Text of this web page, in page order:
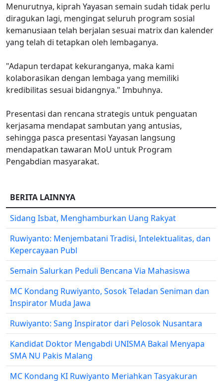
Menurutnya, kiprah Yayasan semain sudah tidak perlu
diragukan lagi, mengingat seluruh program sosial
kemanusiaan telah berjalan sesuai matrix dan kalender
yang telah di tetapkan oleh lembaganya.
"Adapun terdapat kekuranganya, maka kami
kolaborasikan dengan lembaga yang memiliki
kredibilitas sesuai bidangnya." Imbuhnya.
Presentasi dan rencana strategis untuk penguatan
kerjasama mendapat sambutan yang antusias,
sehingga pasca presentasi Yayasan langsung
mendapatkan tawaran MoU untuk Program
Pengabdian masyarakat.
BERITA LAINNYA
Sidang Isbat, Menghamburkan Uang Rakyat
Ruwiyanto: Menjembatani Tradisi, Intelektualitas, dan
Kepercayaan Publ
Semain Salurkan Peduli Bencana Via Mahasiswa
MC Kondang Ruwiyanto, Sosok Teladan Seniman dan
Inspirator Muda Jawa
Ruwiyanto: Sang Inspirator dari Pelosok Nusantara
Kandidat Doktor Mengabdi UNISMA Bakal Menyapa
SMA NU Pakis Malang
MC Kondang KI Ruwiyanto Meriahkan Tasyakuran